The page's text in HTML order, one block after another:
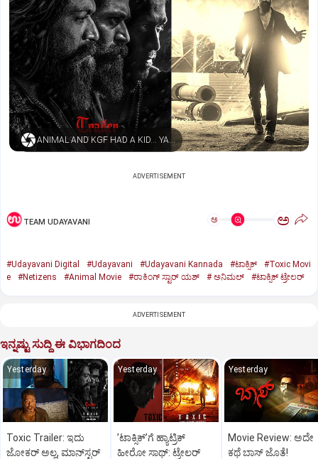
ANIMAL AND KGF HAD A KID… YASH NAMED HIM TOXIC
ADVERTISEMENT
TEAM UDAYAVANI ಅ ಅ
#Udayavani Digital #Udayavani #Udayavani Kannada #ಟಾಕ್ಸಿಕ್‌
#Toxic Movi
e
#Netizens #Animal Movie #ರಾಕಿಂಗ್‌ ಸ್ಟಾರ್‌ ಯಶ್ #‌ ಅನಿಮಲ್‌ #ಟಾಕ್ಸಿಕ್‌ ಟ್ರೇಲರ್‌
ADVERTISEMENT
ಇನ್ನಷ್ಟು ಸುದ್ದಿ ಈ ವಿಭಾಗದಿಂದ
Yesterday
Toxic Trailer: ಇದು
ಜೋಕರ್‌ ಅಲ್ಲ, ಮಾನ್‌ಸ್ಟರ್‌
Yesterday
ʼಟಾಕ್ಸಿಕ್‌ʼಗೆ ಹ್ಯಾಟ್ರಿಕ್‌
ಹೀರೋ ಸಾಥ್:‌ ಟ್ರೇಲರ್‌
Yesterday
Movie Review: ಅದೇ
ಕಥೆ ಬಾಸ್‌ ಜೊತೆ!